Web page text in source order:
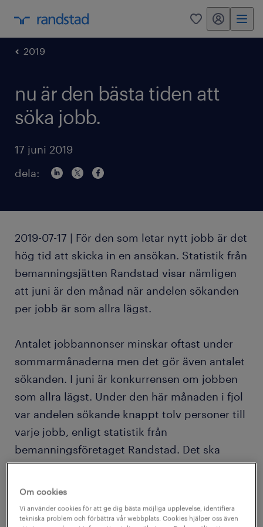
0 mitt randstad
2019
nu är den bästa tiden att
söka jobb.
17 juni 2019
dela:
2019-07-17 | För den som letar nytt jobb är det
hög tid att skicka in en ansökan. Statistik från
bemanningsjätten Randstad visar nämligen
att juni är den månad när andelen sökanden
per jobb är som allra lägst.
Antalet jobbannonser minskar oftast under
sommarmånaderna men det gör även antalet
sökanden. I juni är konkurrensen om jobben
som allra lägst. Under den här månaden i fjol
var andelen sökande knappt tolv personer till
varje jobb, enligt statistik från
bemanningsföretaget Randstad. Det ska
jämföras med oktober samma år då andelen
sökanden var mer än dubbelt så stor,
närmare 25 personer per jobb.
Om cookies
Vi använder cookies för att ge dig bästa möjliga upplevelse, identifiera
tekniska problem och förbättra vår webbplats. Cookies hjälper oss även